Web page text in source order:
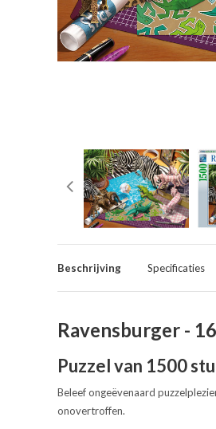
Beschrijving Specificaties
Ravensburger -
Puzzel van 1500
Beleef ongeëvenaard
onovertroffen.